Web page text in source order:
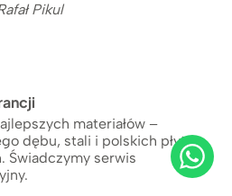
Pikul
materiałów –
dębu, stali i polskich płyt
Świadczymy serwis